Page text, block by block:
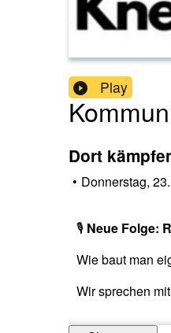
Play
Dort
• Donnerstag,
🎙️ Neue Folge:
Wie baut man
Wir sprechen